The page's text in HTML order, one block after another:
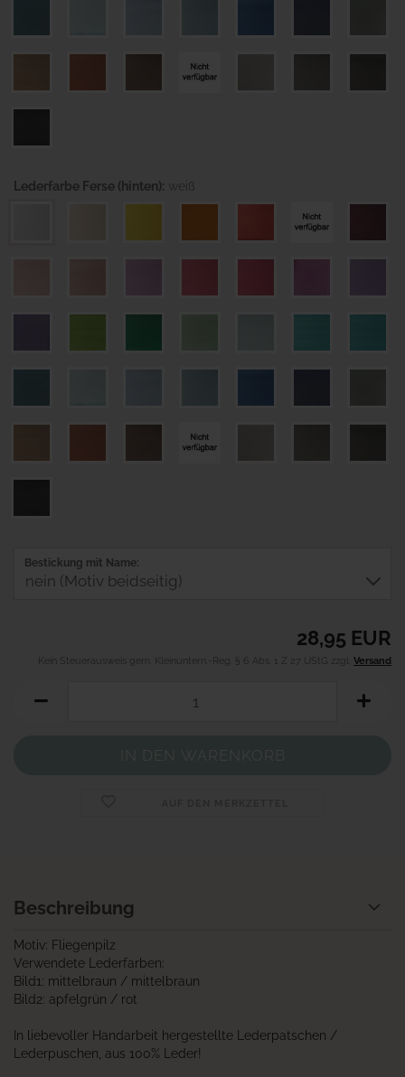
Lederfarbe Ferse (hinten): weiß
Bestickung mit Name:
28,95 EUR
Kein Steuerausweis gem. Kleinuntern.-Reg. § 6 Abs. 1 Z 27 UStG zzgl. Versand
Beschreibung
Motiv: Fliegenpilz
Verwendete Lederfarben:
Bild1: mittelbraun / mittelbraun
Bild2: apfelgrün / rot
In liebevoller Handarbeit hergestellte Lederpatschen /
Lederpuschen, aus 100% Leder!